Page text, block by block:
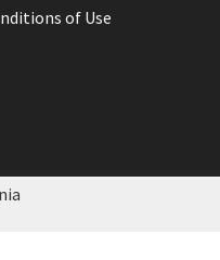
of Use